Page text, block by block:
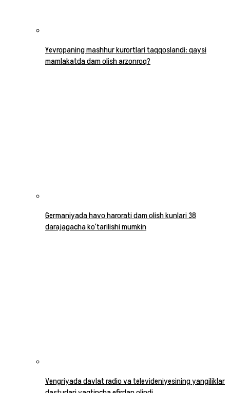
Yevropaning mashhur kurortlari taqqoslandi: qaysi
mamlakatda dam olish arzonroq?
Germaniyada havo harorati dam olish kunlari 38
darajagacha ko‘tarilishi mumkin
Vengriyada davlat radio va televideniyesining yangiliklar